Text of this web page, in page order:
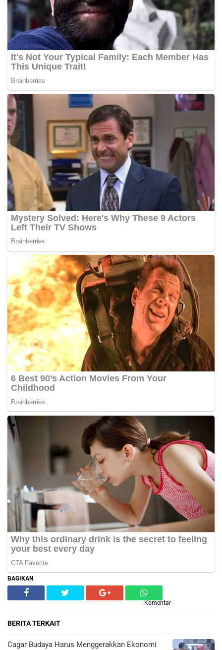
BAGIKAN
Komentar
BERITA TERKAIT
Cagar Budaya Harus Menggerakkan Ekonomi